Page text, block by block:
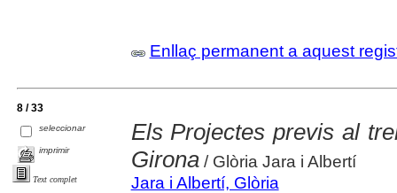
Enllaç permanent a aquest
8 / 33
seleccionar
imprimir
Text complet
Els Projectes previs al
Girona/ Glòria Jara i Albertí
Jara i Albertí, Glòria